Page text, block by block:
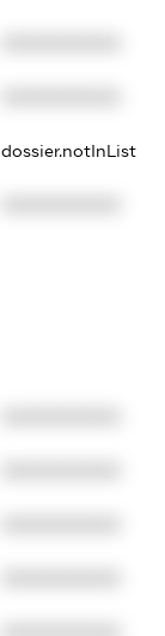
dossier.notInList